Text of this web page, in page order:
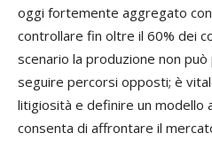
oggi fortemente aggregato
controllare fin oltre il 60% dei
scenario la produzione non
seguire percorsi opposti; è
litigiosità e definire un modello
consenta di affrontare il